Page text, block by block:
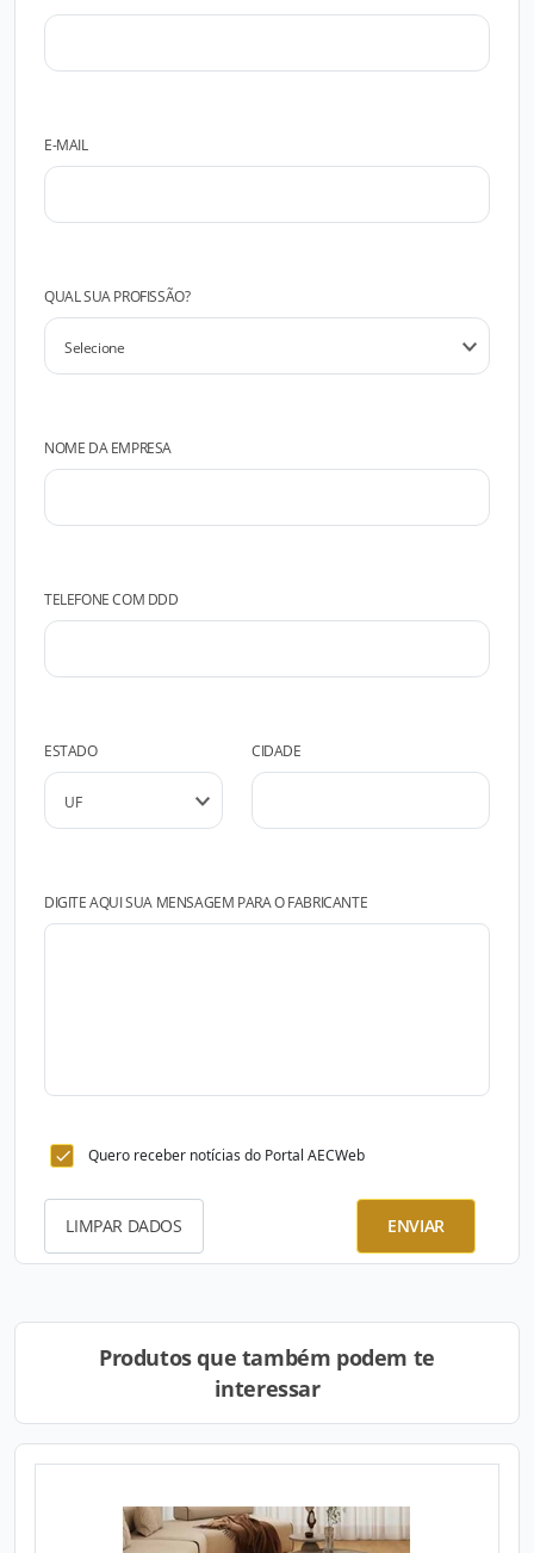
E-MAIL
QUAL SUA PROFISSÃO?
NOME DA EMPRESA
TELEFONE COM DDD
ESTADO CIDADE
DIGITE AQUI SUA MENSAGEM PARA O FABRICANTE
Quero receber notícias do Portal AECWeb
LIMPAR DADOS ENVIAR
Produtos que também podem te
interessar